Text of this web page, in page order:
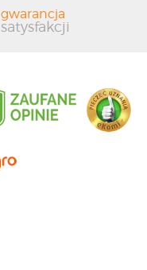
gwarancja
satysfakcji